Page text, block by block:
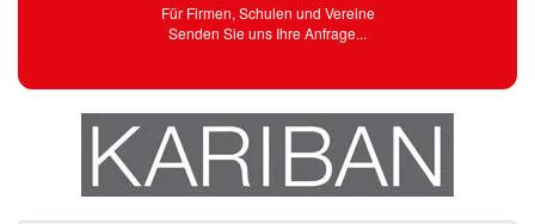
Für Firmen, Schulen und Vereine
Senden Sie uns Ihre Anfrage...